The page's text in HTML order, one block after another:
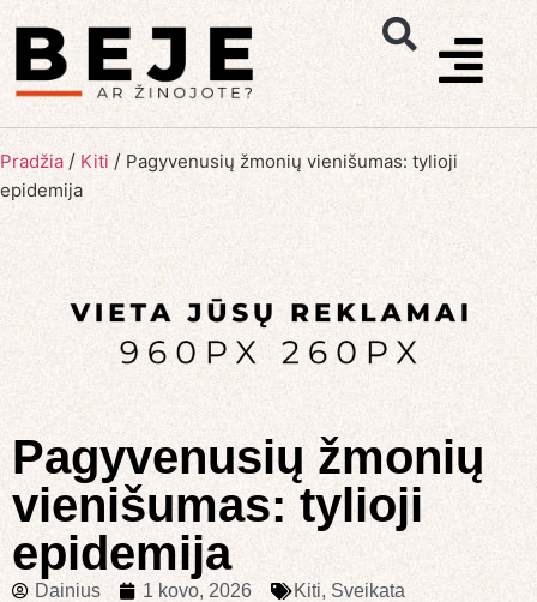
Pradžia / Kiti / Pagyvenusių žmonių vienišumas: tylioji
epidemija
Pagyvenusių žmonių
vienišumas: tylioji
epidemija
Dainius 1 kovo, 2026 Kiti, Sveikata